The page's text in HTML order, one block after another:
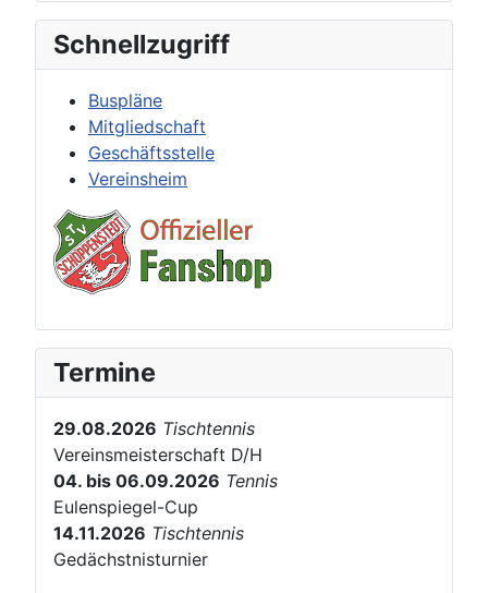
Schnellzugriff
Buspläne
Mitgliedschaft
Geschäftsstelle
Vereinsheim
Termine
29.08.2026 Tischtennis
Vereinsmeisterschaft D/H
04. bis 06.09.2026 Tennis
Eulenspiegel-Cup
14.11.2026 Tischtennis
Gedächstnisturnier